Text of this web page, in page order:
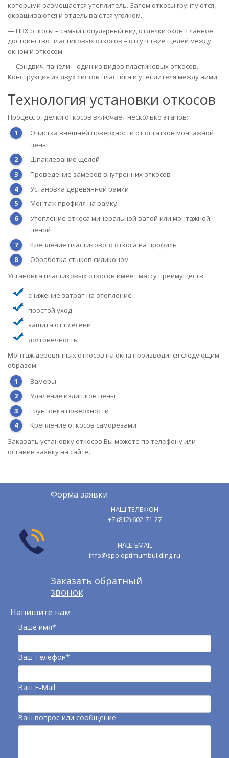
которыми размещается утеплитель. Затем откосы грунтуются,
окрашиваются и отделываются уголком.
— ПВХ откосы – самый популярный вид отделки окон. Главное
достоинство пластиковых откосов – отсутствие щелей между
окном и откосом.
— Сэндвич-панели – один из видов пластиковых откосов.
Конструкция из двух листов пластика и утеплителя между ними.
Технология установки откосов
Процесс отделки откосов включает несколько этапов:
Очистка внешней поверхности от остатков монтажной
пены
Шпаклевание щелей
Проведение замеров внутренних откосов
Установка деревянной рамки
Монтаж профиля на рамку
Утепление откоса минеральной ватой или монтажной
пеной
Крепление пластикового откоса на профиль
Обработка стыков силиконом
Установка пластиковых откосов имеет массу преимуществ:
снижение затрат на отопление
простой уход
защита от плесени
долговечность
Монтаж деревянных откосов на окна производится следующим
образом:
Замеры
Удаление излишков пены
Грунтовка поверхности
Крепление откосов саморезами
Заказать установку откосов Вы можете по телефону или
оставив заявку на сайте.
Форма заявки
НАШ ТЕЛЕФОН
+7 (812) 602-71-27
НАШ EMAIL
info@spb.optimumbuilding.ru
Заказать обратный
звонок
Напишите нам
Ваше имя*
Ваш Телефон*
Ваш E-Mail
Ваш вопрос или сообщение